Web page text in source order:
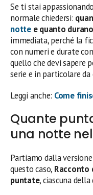
Se ti stai
normale chiedersi:
nottee quanto
immediata, perché la
con numeri e durate
quello che devi sapere
serie e in particolare
Leggi anche: Come
Quante
una notte
Partiamo dalla
questo caso, Racconto
puntate, ciascuna